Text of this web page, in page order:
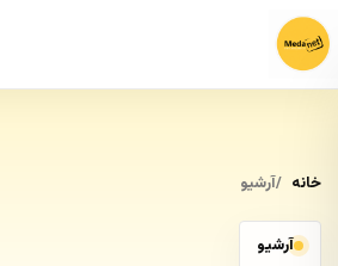
خانه آرشیو
آرشیو